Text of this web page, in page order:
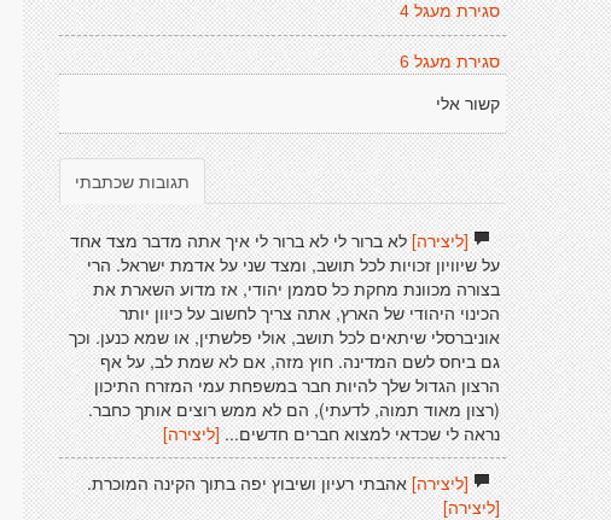
סגירת מעגל 4
סגירת מעגל 6
קשור אלי
תגובות שכתבתי
[ליצירה]לא ברור לי לא ברור לי איך אתה מדבר מצד אחד
על שיוויון זכויות לכל תושב, ומצד שני על אדמת ישראל. הרי
בצורה מכוונת מחקת כל סממן יהודי, אז מדוע השארת את
הכינוי היהודי של הארץ, אתה צריך לחשוב על כיוון יותר
אוניברסלי שיתאים לכל תושב, אולי פלשתין, או שמא כנען. וכך
גם ביחס לשם המדינה. חוץ מזה, אם לא שמת לב, על אף
הרצון הגדול שלך להיות חבר במשפחת עמי המזרח התיכון
(רצון מאוד תמוה, לדעתי), הם לא ממש רוצים אותך כחבר.
נראה לי שכדאי למצוא חברים חדשים...[ליצירה]
[ליצירה]אהבתי רעיון ושיבוץ יפה בתוך הקינה המוכרת.
[ליצירה]